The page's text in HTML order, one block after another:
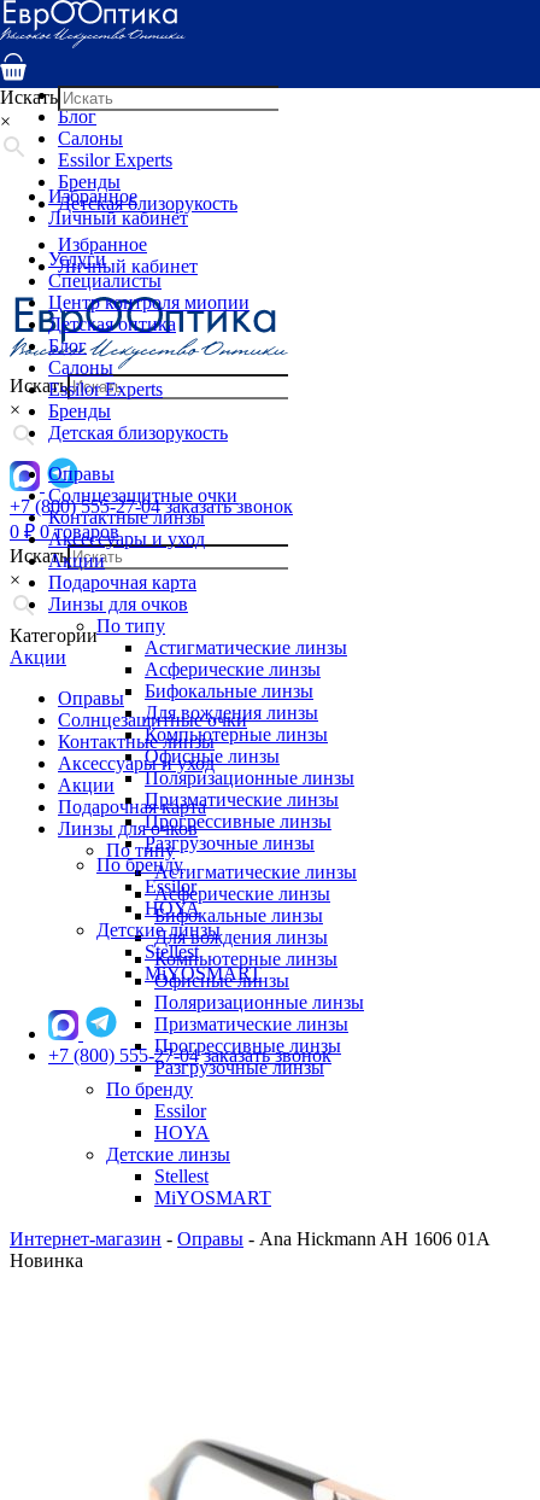
Услуги
Специалисты
Детская оптика
Блог
Салоны
Essilor Experts
Бренды
Детская близорукость
Избранное
Личный кабинет
Искать
×
+7 (800) 555-27-04 заказать звонок
0 ₽ 0 товаров
Искать
×
Категории
Акции
Оправы
Солнцезащитные очки
Контактные линзы
Аксессуары и уход
Акции
Подарочная карта
Линзы для очков
По типу
Астигматические линзы
Асферические линзы
Бифокальные линзы
Для вождения линзы
Компьютерные линзы
Офисные линзы
Поляризационные линзы
Призматические линзы
Прогрессивные линзы
Разгрузочные линзы
По бренду
Essilor
HOYA
Детские линзы
Stellest
MiYOSMART
Искать
×
Избранное
Личный кабинет
Услуги
Специалисты
Центр контроля миопии
Детская оптика
Блог
Салоны
Essilor Experts
Бренды
Детская близорукость
Оправы
Солнцезащитные очки
Контактные линзы
Аксессуары и уход
Акции
Подарочная карта
Линзы для очков
По типу
Астигматические линзы
Асферические линзы
Бифокальные линзы
Для вождения линзы
Компьютерные линзы
Офисные линзы
Поляризационные линзы
Призматические линзы
Прогрессивные линзы
Разгрузочные линзы
По бренду
Essilor
HOYA
Детские линзы
Stellest
MiYOSMART
+7 (800) 555-27-04 заказать звонок
Интернет-магазин - Оправы - Ana Hickmann AH 1606 01A
Новинка